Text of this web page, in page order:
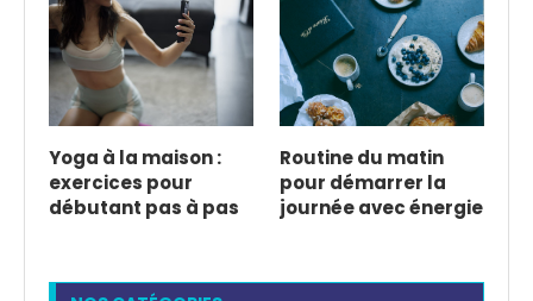
Yoga à la maison :
exercices pour
débutant pas à pas
Routine du matin
pour démarrer la
journée avec énergie